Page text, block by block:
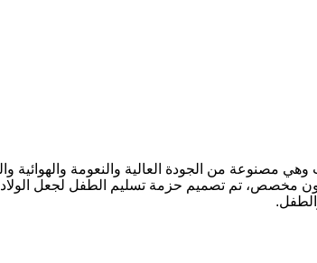
لون مخصص، تم تصميم حزمة تسليم الطفل لجعل